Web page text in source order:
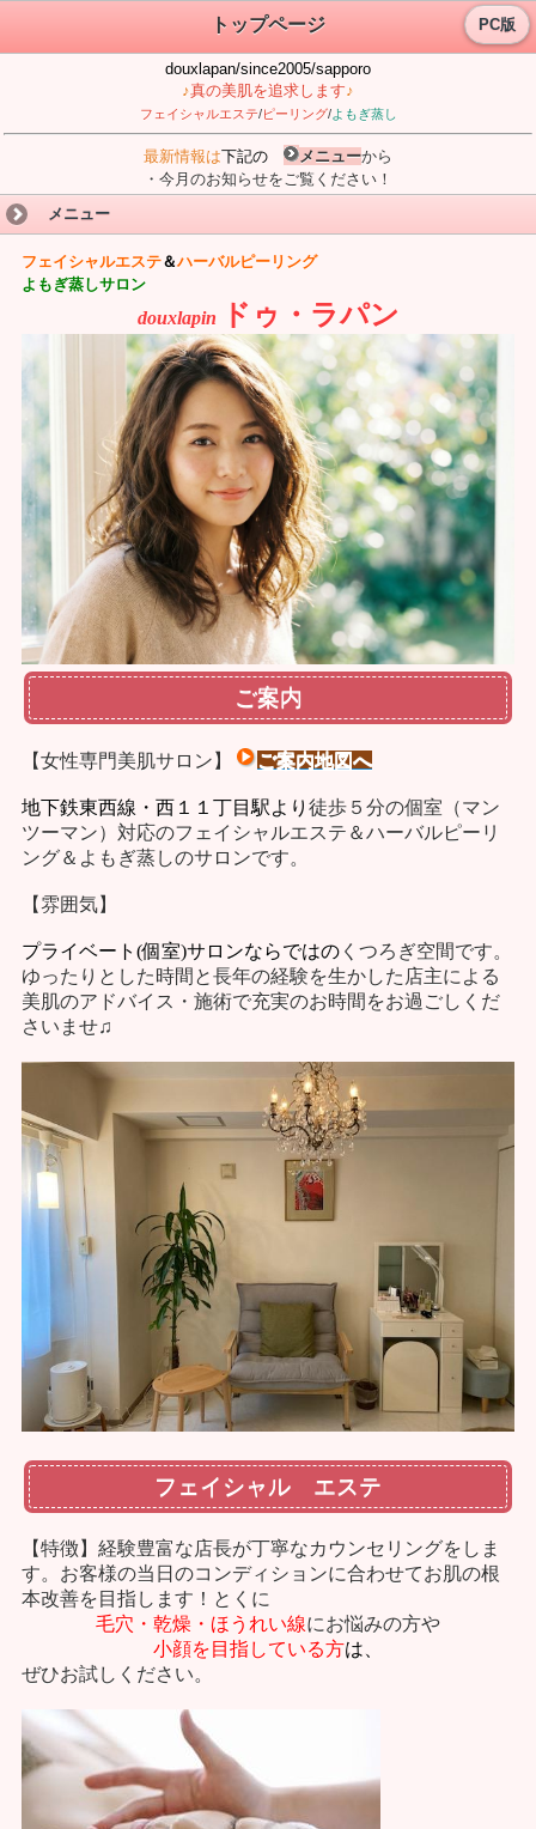
トップページ PC版
douxlapan/since2005/sapporo
♪真の美肌を追求します♪
フェイシャルエステ/ピーリング/よもぎ蒸し
最新情報は下記の メニューから
・今月のお知らせをご覧ください！
メニュー
フェイシャルエステ＆ハーバルピーリング
よもぎ蒸しサロン
douxlapin ドゥ・ラパン
ご案内
【女性専門美肌サロン 】 ご案内地図へ
地下鉄東西線・西１１丁目駅より 徒歩５分の個室（マン
ツーマン）対応のフェイシャルエステ＆ハーバルピーリ
ング＆ よもぎ蒸しのサロンです。
【雰囲気】
プライベート(個室)サロンならではの くつろぎ空間です。
ゆったりとした時間と長年の経験を生かした店主による
美肌のアドバイス・施術で充実のお時間 をお過ごしくだ
さいませ♫
フェイシャル エステ
【特徴】 経験豊富な店長が丁寧なカウンセリングをしま
す。お客様の当日のコンディションに合わせてお肌の根
本改善を目指します！ とくに
毛穴・乾燥・ほうれい線にお悩みの方や
小顔を目指している方は、
ぜひお試しください。